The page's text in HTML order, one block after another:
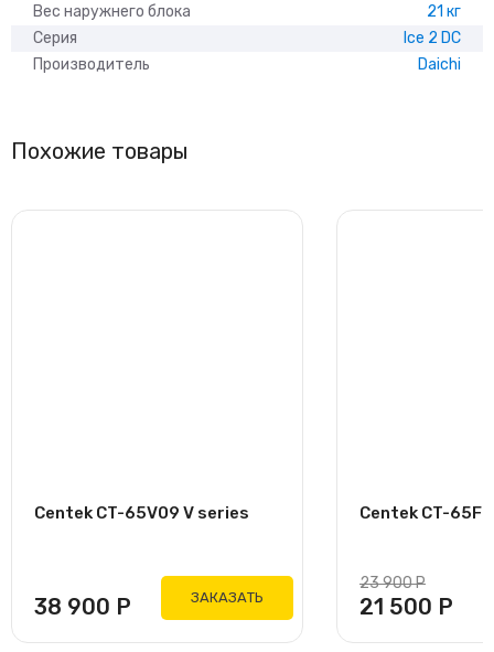
Вес наружнего блока
21 кг
Серия
Ice 2 DC
Производитель
Daichi
Похожие товары
Centek CT-65V09 V series
38 900 Р ЗАКАЗАТЬ
Centek CT-
23 900Р
21 500 Р